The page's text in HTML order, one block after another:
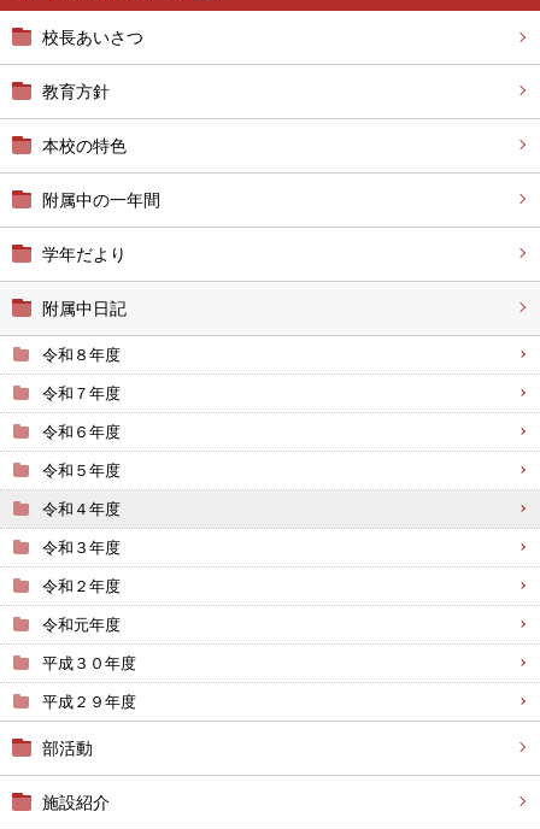
校長あいさつ
教育方針
本校の特色
附属中の一年間
学年だより
附属中日記
令和８年度
令和７年度
令和６年度
令和５年度
令和４年度
令和３年度
令和２年度
令和元年度
平成３０年度
平成２９年度
部活動
施設紹介